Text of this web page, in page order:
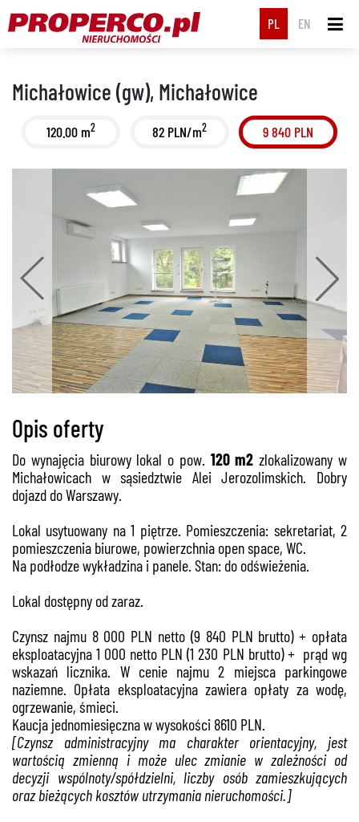
PL EN
Michałowice (gw), Michałowice
120.00 m2 82 PLN/m2 9 840 PLN
Opis oferty
Do wynajęcia biurowy lokal o pow. 120m2 zlokalizowany w
Michałowicach w sąsiedztwie Alei Jerozolimskich. Dobry
dojazd do Warszawy.
Lokal usytuowany na 1 piętrze. Pomieszczenia: sekretariat, 2
pomieszczenia biurowe, powierzchnia open space, WC.
Na podłodze wykładzina i panele. Stan: do odświeżenia.
Lokal dostępny od zaraz.
Czynsz najmu 8 000 PLN netto (9 840 PLN brutto) + opłata
eksploatacyjna 1 000 netto PLN (1 230 PLN brutto) + prąd wg
wskazań licznika. W cenie najmu 2 miejsca parkingowe
naziemne. Opłata eksploatacyjna zawiera opłaty za wodę,
ogrzewanie, śmieci.
Kaucja jednomiesięczna w wysokości 8610 PLN.
[Czynsz administracyjny ma charakter orientacyjny, jest
wartością zmienną i może ulec zmianie w zależności od
decyzji wspólnoty/spółdzielni, liczby osób zamieszkujących
oraz bieżących kosztów utrzymania nieruchomości.]